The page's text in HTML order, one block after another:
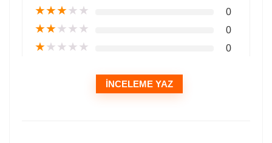
★★★★★ 0
★★★★★ 0
★★★★★ 0
İNCELEME YAZ